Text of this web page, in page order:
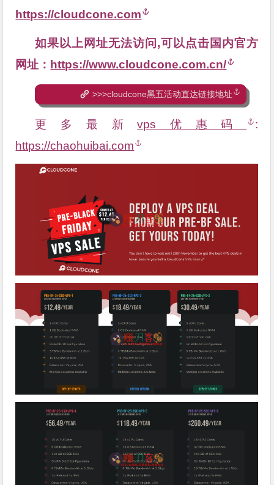
https://cloudcone.com
如果以上网址无法访问,可以点击国内官方
网址： https://www.cloudcone.com.cn/
>>>cloudcone黑五活动直达链接地址
更多最新vps优惠码
:
https://chaohuibai.com